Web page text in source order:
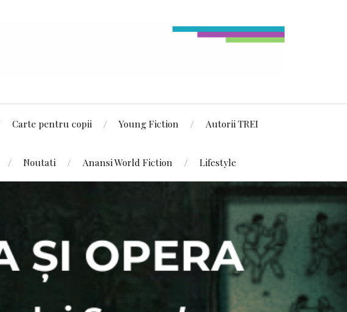
Carte pentru copii Young Fiction Autorii TREI
Noutati Anansi World Fiction Lifestyle